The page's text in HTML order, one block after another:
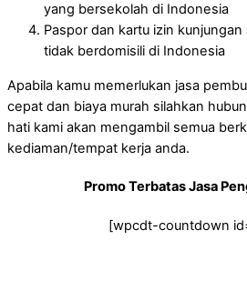
yang bersekolah di Indonesia
Paspor dan kartu izin
tidak berdomisili di Indonesia
Apabila kamu memerlukan jasa
cepat dan biaya murah silahkan
hati kami akan mengambil semua
kediaman/tempat kerja anda.
Promo Terbatas Jasa
[wpcdt-countdown